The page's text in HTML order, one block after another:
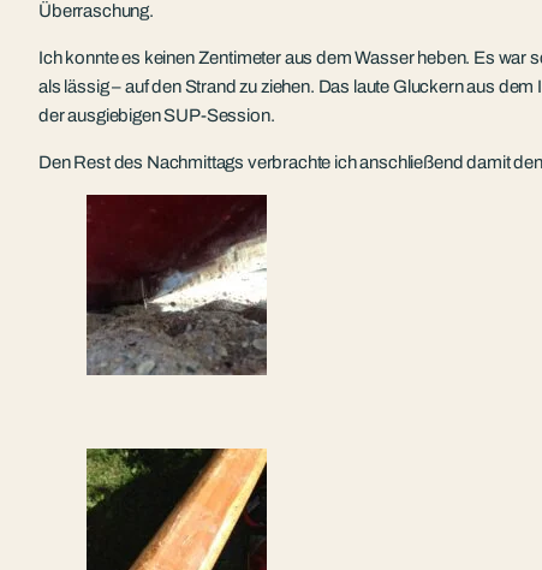
Überraschung.
Ich konnte es keinen Zentimeter aus dem Wasser heben. Es war
als lässig – auf den Strand zu ziehen. Das laute Gluckern aus
der ausgiebigen SUP-Session.
Den Rest des Nachmittags verbrachte ich anschließend damit